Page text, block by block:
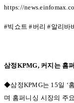
https://
#빅쇼트#버리#알리바
삼정KPMG, 커지는 홈
◆삼정KPMG는 15일 ‘
며 홈퍼니싱 시장의 주